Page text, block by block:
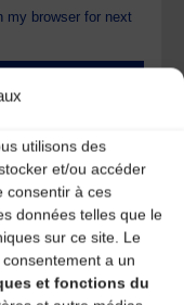
utilisons des
et/ou accéder
consentir à ces
données telles que le
sur ce site. Le
a un
et fonctions du
my browser for next
de vos